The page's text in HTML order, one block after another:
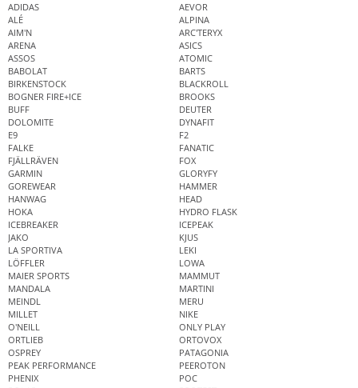
ADIDAS
AEVOR
ALÉ
ALPINA
AIM'N
ARC'TERYX
ARENA
ASICS
ASSOS
ATOMIC
BABOLAT
BARTS
BIRKENSTOCK
BLACKROLL
BOGNER FIRE+ICE
BROOKS
BUFF
DEUTER
DOLOMITE
DYNAFIT
E9
F2
FALKE
FANATIC
FJÄLLRÄVEN
FOX
GARMIN
GLORYFY
GOREWEAR
HAMMER
HANWAG
HEAD
HOKA
HYDRO FLASK
ICEBREAKER
ICEPEAK
JAKO
KJUS
LA SPORTIVA
LEKI
LÖFFLER
LOWA
MAIER SPORTS
MAMMUT
MANDALA
MARTINI
MEINDL
MERU
MILLET
NIKE
O'NEILL
ONLY PLAY
ORTLIEB
ORTOVOX
OSPREY
PATAGONIA
PEAK PERFORMANCE
PEEROTON
PHENIX
POC